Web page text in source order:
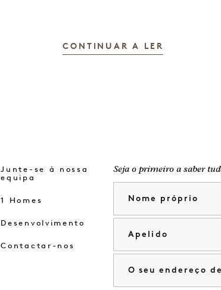
CONTINUAR A LER
Junte-se à nossa
equipa
1 Homes
Desenvolvimento
Contactar-nos
Seja o primeiro a saber